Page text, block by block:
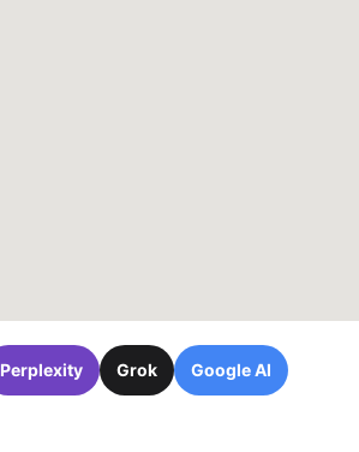
Perplexity Grok Google AI